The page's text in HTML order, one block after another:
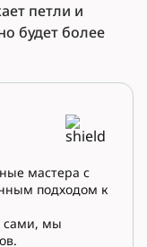
петли и
будет более
мастера с
подходом к
сами, мы